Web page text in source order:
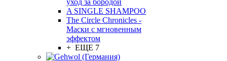
уход за бородой
A SINGLE SHAMPOO
The Circle Chronicles -
Маски с мгновенным
эффектом
+ ЕЩЕ 7